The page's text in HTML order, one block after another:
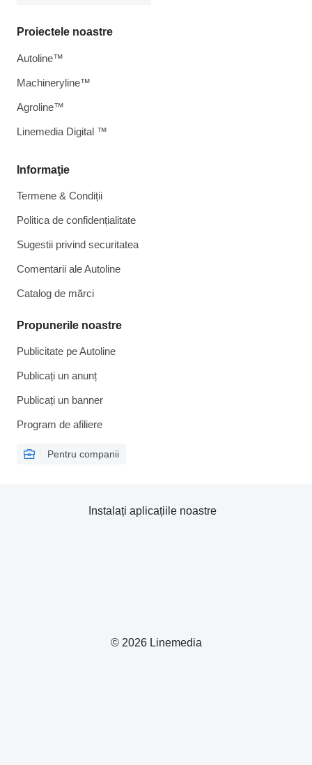
Informaţie
Termene & Condiții
Politica de confidențialitate
Sugestii privind securitatea
Comentarii ale Autoline
Catalog de mărcі
Propunerile noastre
Publicitate pe Autoline
Publicați un anunț
Publicați un banner
Program de afiliere
Pentru companii
Proiectele noastre
Autoline™
Machineryline™
Agroline™
Linemedia Digital ™
© 2026 Linemedia
Instalați aplicațiile noastre